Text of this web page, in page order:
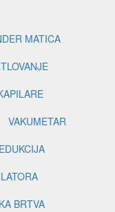
MATICA
VAKUMETAR
BRTVA